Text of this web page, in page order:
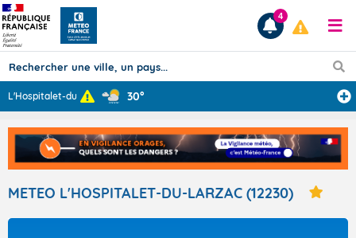
Prévisions
TOUS LES RÉSULTATS
Articles
4
L'Hospitalet-du ... 30°
METEO L'HOSPITALET-DU-LARZAC (12230)